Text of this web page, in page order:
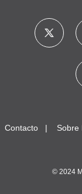
Contacto Sobre
© 2024